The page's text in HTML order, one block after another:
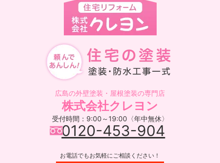
広島の外壁塗装・屋根塗装の専門店
株式会社クレヨン
受付時間：9:00～19:00〈年中無休〉
0120-453-904
お電話でもお気軽にご相談ください！